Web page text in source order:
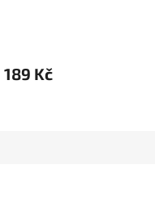
189 Kč